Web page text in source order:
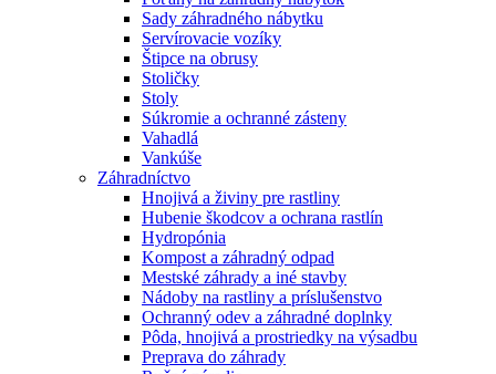
Sady záhradného nábytku
Servírovacie vozíky
Štipce na obrusy
Stoličky
Stoly
Súkromie a ochranné zásteny
Vahadlá
Vankúše
Záhradníctvo
Hnojivá a živiny pre rastliny
Hubenie škodcov a ochrana rastlín
Hydropónia
Kompost a záhradný odpad
Mestské záhrady a iné stavby
Nádoby na rastliny a príslušenstvo
Ochranný odev a záhradné doplnky
Pôda, hnojivá a prostriedky na výsadbu
Preprava do záhrady